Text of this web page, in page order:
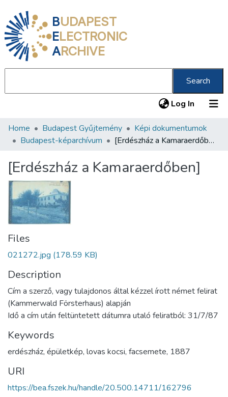
BUDAPEST
ELECTRONIC
ARCHIVE
Search
Log In (current)
Communities & Collections
Statistics
About us
Home Budapest Gyűjtemény
Képi dokumentumok
Budapest-képarchívum
[Erdészház a Kamaraerdőben]
[Erdészház a Kamaraerdőben]
Files
021272.jpg (178.59 KB)
Description
Cím a szerző, vagy tulajdonos által kézzel írott német felirat
(Kammerwald Försterhaus) alapján
Idő a cím után feltüntetett dátumra utaló feliratból: 31/7/87
Keywords
erdészház, épületkép, lovas kocsi, facsemete, 1887
URI
https://bea.fszek.hu/handle/20.500.14711/162796